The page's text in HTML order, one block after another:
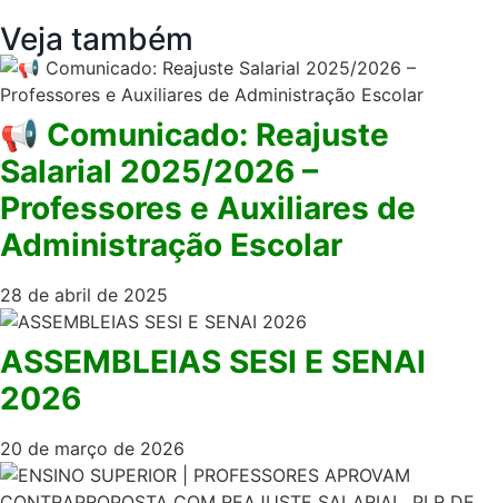
Veja também
📢 Comunicado: Reajuste
Salarial 2025/2026 –
Professores e Auxiliares de
Administração Escolar
28 de abril de 2025
ASSEMBLEIAS SESI E SENAI
2026
20 de março de 2026